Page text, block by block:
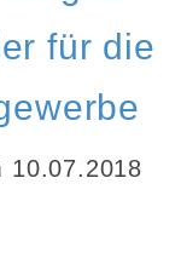
für die
10.07.2018